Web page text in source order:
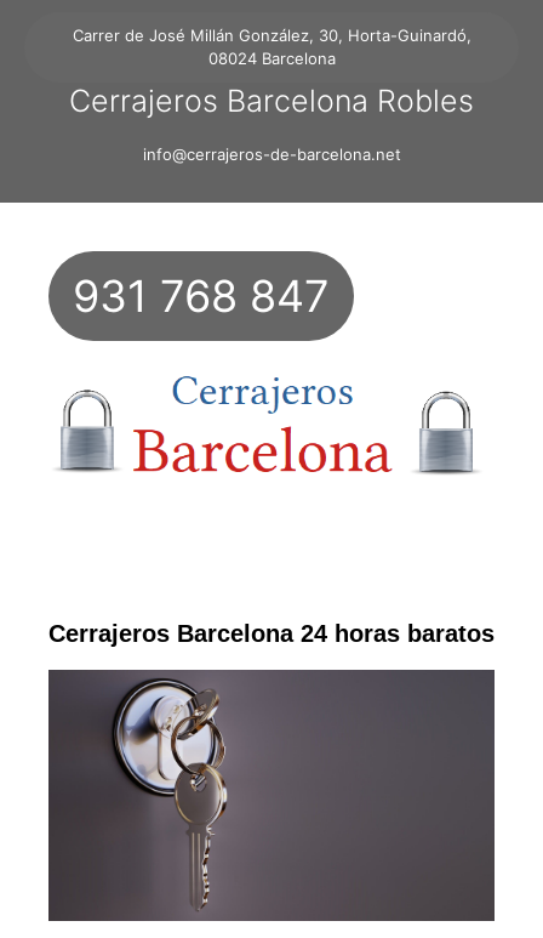
Carrer de José Millán González, 30, Horta-Guinardó,
08024 Barcelona
Cerrajeros Barcelona Robles
info@cerrajeros-de-barcelona.net
931 768 847
Cerrajeros Barcelona 24 horas baratos